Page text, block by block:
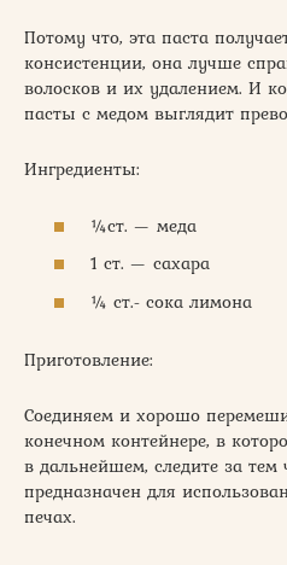
Потому что, эта паста
консистенции, она лучше
волосков и их удалением. И
пасты с медом выглядит
Ингредиенты:
¼ст. — меда
1 ст. — сахара
¼ ст.- сока лимона
Приготовление:
Соединяем и хорошо
конечном контейнере, в
в дальнейшем, следите за
предназначен для
печах.